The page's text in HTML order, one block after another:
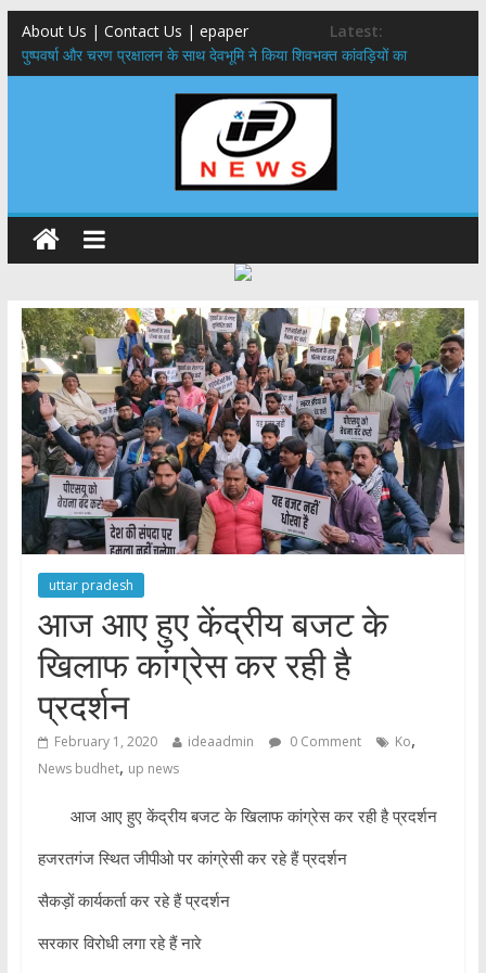
About Us | Contact Us | epaper
Latest:
पुष्पवर्षा और चरण प्रक्षालन के साथ देवभूमि ने किया शिवभक्त कांवड़ियों का
अभिनंदन,मुख्यमंत्री ने स्वास्थ्य सेवा शिविर का किया शुभारंभ, श्रद्धालुओं को अपने
मुख्यमंत्री से महानिदेशक एनसीसी ने की शिष्टाचार भेंट,उत्तराखण्ड में एनसीसी के
विस्तार एवं आधुनिक आधारभूत संरचना के विकास पर हुई महत्वपूर्ण चर्चा
एमडीडीए बोर्ड बैठक, देहरादून और मसूरी के विकास के लिए 25 बड़े प्रस्तावों को मिली
बुजुर्ग-दिव्यांगों के घर जाएंगे बीएलओ, करेंगे नोटिसों का निस्तारण
​देहरादून में 11 अगस्त को लगेगा एक दिवसीय रोजगार मेला, 559 पदों पर होगी भर्ती
uttar pradesh
आज आए हुए केंद्रीय बजट के
खिलाफ कांग्रेस कर रही है
प्रदर्शन
February 1, 2020 ideaadmin 0 Comment Ko,
News budhet, up news
आज आए हुए केंद्रीय बजट के खिलाफ कांग्रेस कर रही है प्रदर्शन
हजरतगंज स्थित जीपीओ पर कांग्रेसी कर रहे हैं प्रदर्शन
सैकड़ों कार्यकर्ता कर रहे हैं प्रदर्शन
सरकार विरोधी लगा रहे हैं नारे